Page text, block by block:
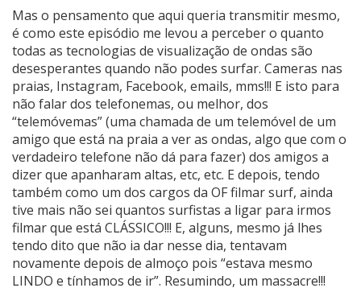
Mas o pensamento que aqui queria transmitir mesmo,
é como este episódio me levou a perceber o quanto
todas as tecnologias de visualização de ondas são
desesperantes quando não podes surfar. Cameras nas
praias, Instagram, Facebook, emails, mms!!! E isto para
não falar dos telefonemas, ou melhor, dos
“telemóvemas” (uma chamada de um telemóvel de um
amigo que está na praia a ver as ondas, algo que com o
verdadeiro telefone não dá para fazer) dos amigos a
dizer que apanharam altas, etc, etc. E depois, tendo
também como um dos cargos da OF filmar surf, ainda
tive mais não sei quantos surfistas a ligar para irmos
filmar que está CLÁSSICO!!! E, alguns, mesmo já lhes
tendo dito que não ia dar nesse dia, tentavam
novamente depois de almoço pois “estava mesmo
LINDO e tínhamos de ir”. Resumindo, um massacre!!!